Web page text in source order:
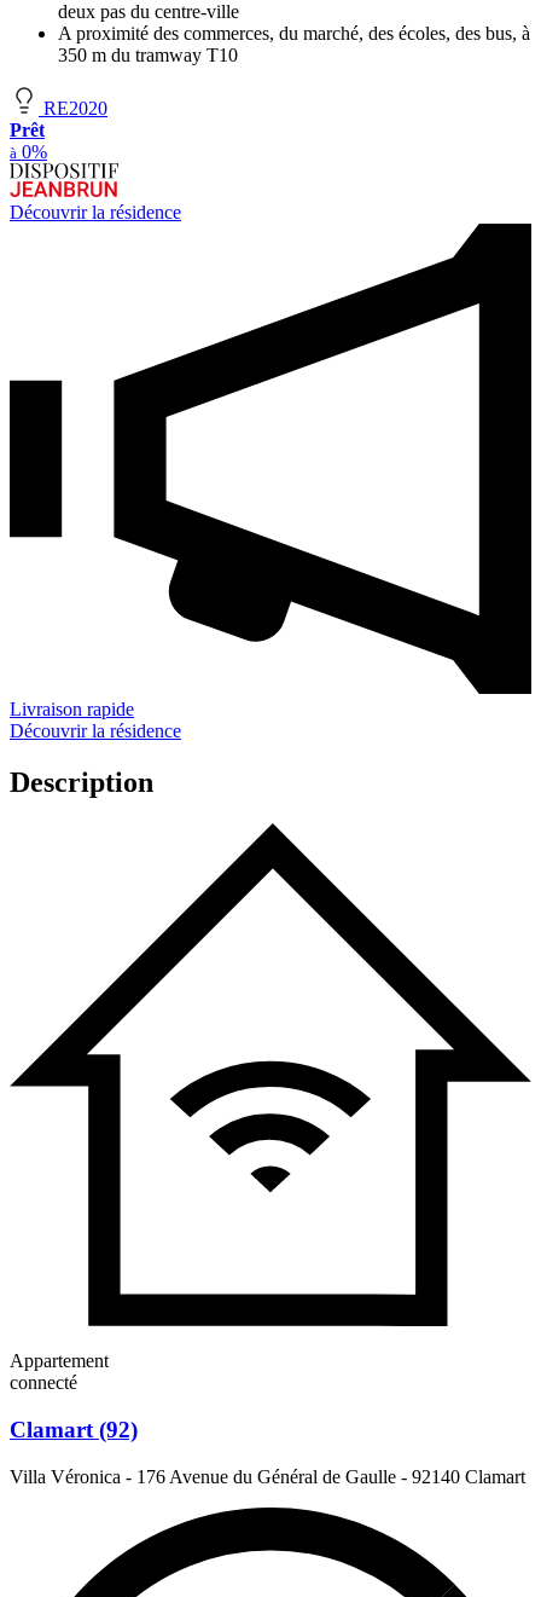
deux pas du centre-ville
A proximité des commerces, du marché, des écoles, des bus, à
350 m du tramway T10
RE2020
Prêt
à 0%
Découvrir la résidence
Livraison rapide
Découvrir la résidence
Description
Appartement
connecté
Clamart (92)
Villa Véronica - 176 Avenue du Général de Gaulle - 92140 Clamart